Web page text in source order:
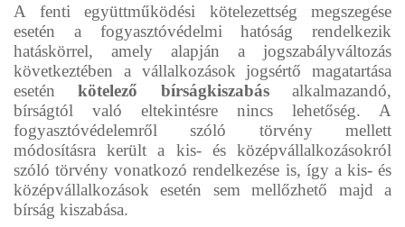
A fenti együttműködési kötelezettség megszegése
esetén a fogyasztóvédelmi hatóság rendelkezik
hatáskörrel, amely alapján a jogszabályváltozás
következtében a vállalkozások jogsértő magatartása
eseténkötelező bírságkiszabásalkalmazandó,
bírságtól való eltekintésre nincs lehetőség. A
fogyasztóvédelemről szóló törvény mellett
módosításra került a kis- és középvállalkozásokról
szóló törvény vonatkozó rendelkezése is, így a kis- és
középvállalkozások esetén sem mellőzhető majd a
bírság kiszabása.